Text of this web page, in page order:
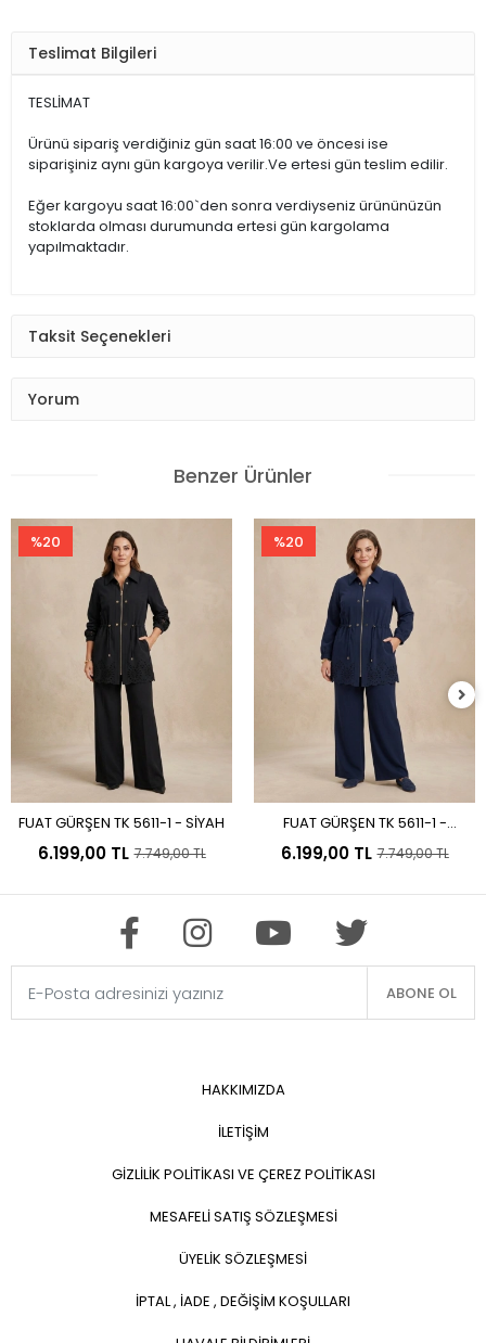
Teslimat Bilgileri
TESLİMAT
Ürünü sipariş verdiğiniz gün saat 16:00 ve öncesi ise
siparişiniz aynı gün kargoya verilir.Ve ertesi gün teslim edilir.
Eğer kargoyu saat 16:00`den sonra verdiyseniz ürününüzün
stoklarda olması durumunda ertesi gün kargolama
yapılmaktadır.
Taksit Seçenekleri
Yorum
Benzer Ürünler
%20
Sepete Ekle
FUAT GÜRŞEN TK 5611-1 - SİYAH
6.199,00 TL 7.749,00 TL
%20
Sepete Ekle
FUAT GÜRŞEN TK 5611-1 -
LACİVERT
6.199,00 TL 7.749,00 TL
ABONE OL
HAKKIMIZDA
İLETİŞİM
GİZLİLİK POLİTİKASI VE ÇEREZ POLİTİKASI
MESAFELİ SATIŞ SÖZLEŞMESİ
ÜYELİK SÖZLEŞMESİ
İPTAL , İADE , DEĞİŞİM KOŞULLARI